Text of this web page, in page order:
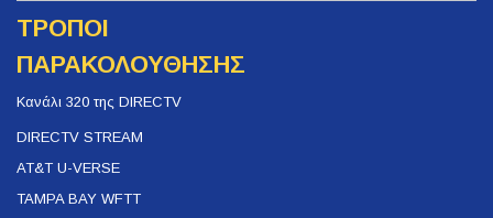
ΤΡΟΠΟΙ
ΠΑΡΑΚΟΛΟΥΘΗΣΗΣ
Κανάλι 320 της DIRECTV
DIRECTV STREAM
AT&T U-VERSE
TAMPA BAY WFTT